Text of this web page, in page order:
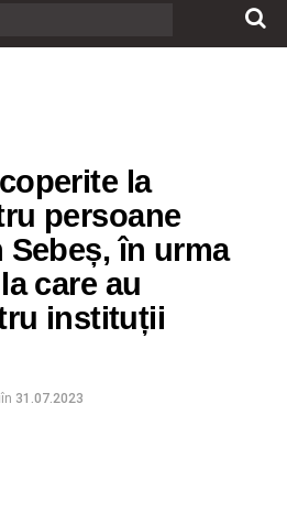
la
persoane
în urma
care au
instituții
în 31.07.2023